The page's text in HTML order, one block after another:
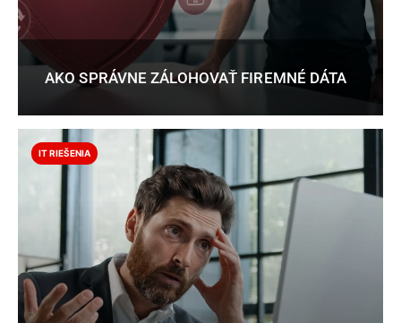
AKO SPRÁVNE ZÁLOHOVAŤ FIREMNÉ DÁTA
IT RIEŠENIA